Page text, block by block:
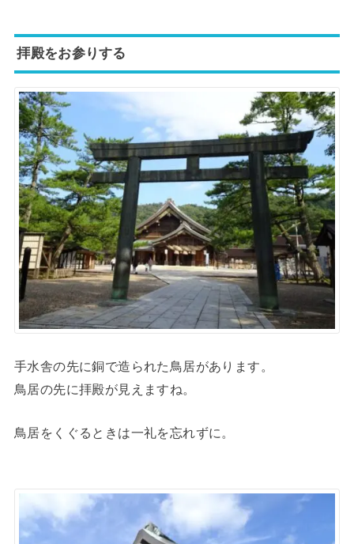
拝殿をお参りする
手水舎の先に銅で造られた鳥居があります。
鳥居の先に拝殿が見えますね。
鳥居をくぐるときは一礼を忘れずに。